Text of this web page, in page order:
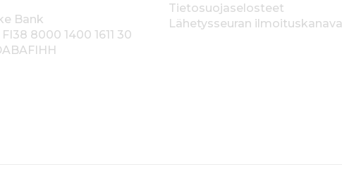
Bank
FI38 8000 1400 1611 30
Tietosuojaselosteet
Lähetysseuran ilmoituskanava